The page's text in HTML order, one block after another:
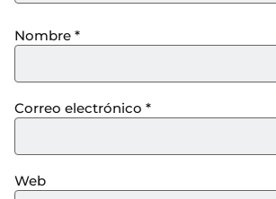
Nombre *
Correo electrónico *
Web